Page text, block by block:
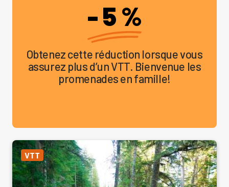
- 5 %
Obtenez cette réduction lorsque vous
assurez plus d’un VTT. Bienvenue les
promenades en famille!
VTT